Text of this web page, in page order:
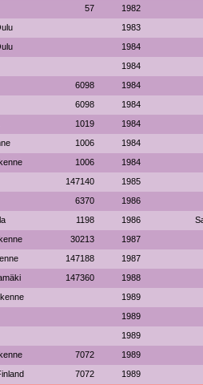
57 1982
1983
1984
1984
6098 1984
6098 1984
1019 1984
1006 1984
1006 1984
147140 1985
6370 1986
1198 1986
30213 1987
147188 1987
147360 1988
1989
1989
1989
7072 1989
7072 1989